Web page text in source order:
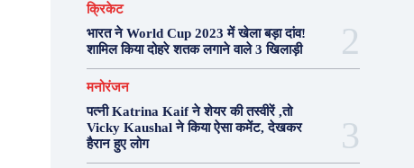
क्रिकेट
भारत ने World Cup 2023 में खेला बड़ा दांव!
शामिल किया दोहरे शतक लगाने वाले 3 खिलाड़ी
मनोरंजन
पत्नी Katrina Kaif ने शेयर की तस्वीरें ,तो
Vicky Kaushal ने किया ऐसा कमेंट, देखकर
हैरान हुए लोग